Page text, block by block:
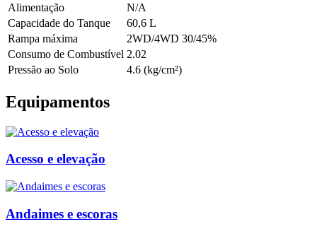
Alimentação
N/A
Capacidade do Tanque
60,6 L
Rampa máxima
2WD/4WD 30/45%
Consumo de Combustível 2.02
Pressão ao Solo
4.6 (kg/cm²)
Equipamentos
Acesso e elevação
Andaimes e escoras